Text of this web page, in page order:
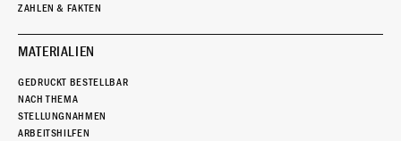
ZAHLEN & FAKTEN
MATERIALIEN
GEDRUCKT BESTELLBAR
NACH THEMA
STELLUNGNAHMEN
ARBEITSHILFEN